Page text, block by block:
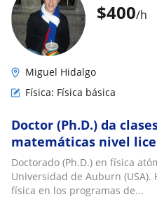
$400/h
Miguel Hidalgo
Física: Física básica
Doctor (Ph.D.) da
matemáticas nivel
Doctorado (Ph.D.) en física
Universidad de Auburn
física en los programas de...